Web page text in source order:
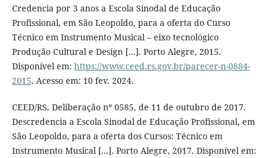
Credencia por 3 anos a Escola Sinodal de Educação
Profissional, em São Leopoldo, para a oferta do Curso
Técnico em Instrumento Musical – eixo tecnológico
Produção Cultural e Design [...]. Porto Alegre, 2015.
Disponível em: https://www.ceed.rs.gov.br/parecer-n-0884-
2015. Acesso em: 10 fev. 2024.
CEED/RS. Deliberação nº 0585, de 11 de outubro de 2017.
Descredencia a Escola Sinodal de Educação Profissional, em
São Leopoldo, para a oferta dos Cursos: Técnico em
Instrumento Musical [...]. Porto Alegre, 2017. Disponível em: